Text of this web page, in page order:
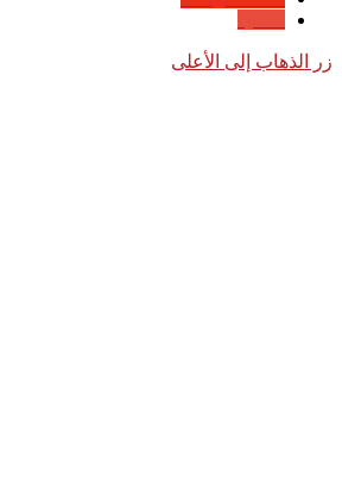
زر الذهاب إلى الأعلى